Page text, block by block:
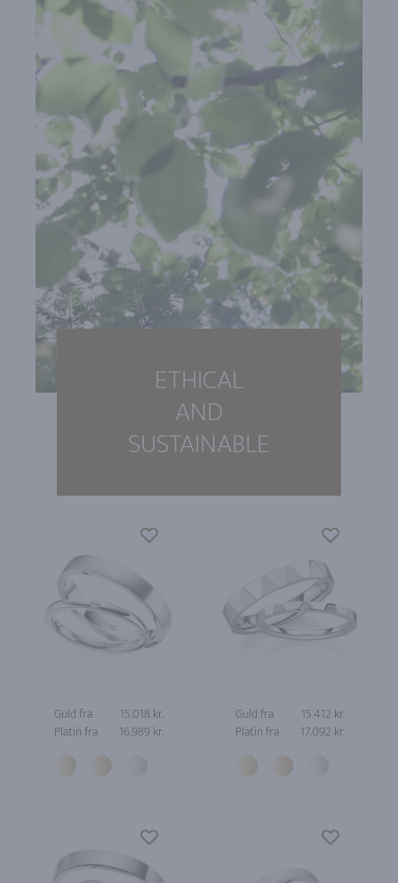
ETHICAL
AND
SUSTAINABLE
Guld fra
15.018 kr.
Platin fra
16.989 kr.
Guld fra
15.412 kr.
Platin fra
17.092 kr.